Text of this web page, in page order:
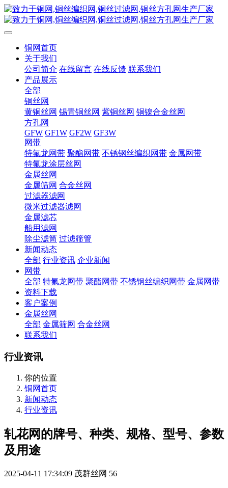
铜网首页
关于我们
公司简介 在线留言 在线反馈 联系我们
产品展示
全部
铜丝网
黄铜丝网 锡青铜丝网 紫铜丝网 铜镍合金丝网
方孔网
GFW GF1W GF2W GF3W
网带
特氟龙网带 聚酯网带 不锈钢丝编织网带 金属网带
特氟龙涂层丝网
金属丝网
金属筛网 合金丝网
过滤器滤网
微米过滤器滤网
金属滤芯
船用滤网
除尘滤筒 过滤筛管
新闻动态
全部 行业资讯 企业新闻
网带
全部 特氟龙网带 聚酯网带 不锈钢丝编织网带 金属网带
资料下载
客户案例
金属丝网
全部 金属筛网 合金丝网
联系我们
行业资讯
你的位置
铜网首页
新闻动态
行业资讯
轧花网的牌号、种类、规格、型号、参数
及用途
2025-04-11 17:34:09 茂群丝网 56